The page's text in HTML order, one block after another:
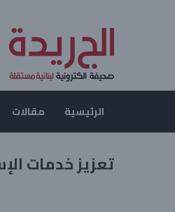
الرئيسية مقالات
تعزيز خدمات